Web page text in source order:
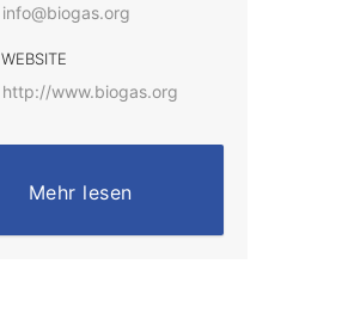
info@biogas.org
WEBSITE
http://www.biogas.org
Mehr lesen